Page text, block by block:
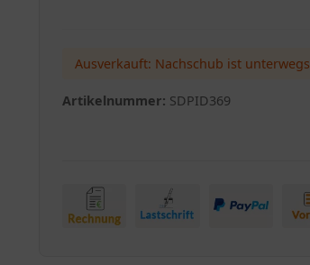
Ausverkauft: Nachschub ist unterwegs
Artikelnummer: SDPID369